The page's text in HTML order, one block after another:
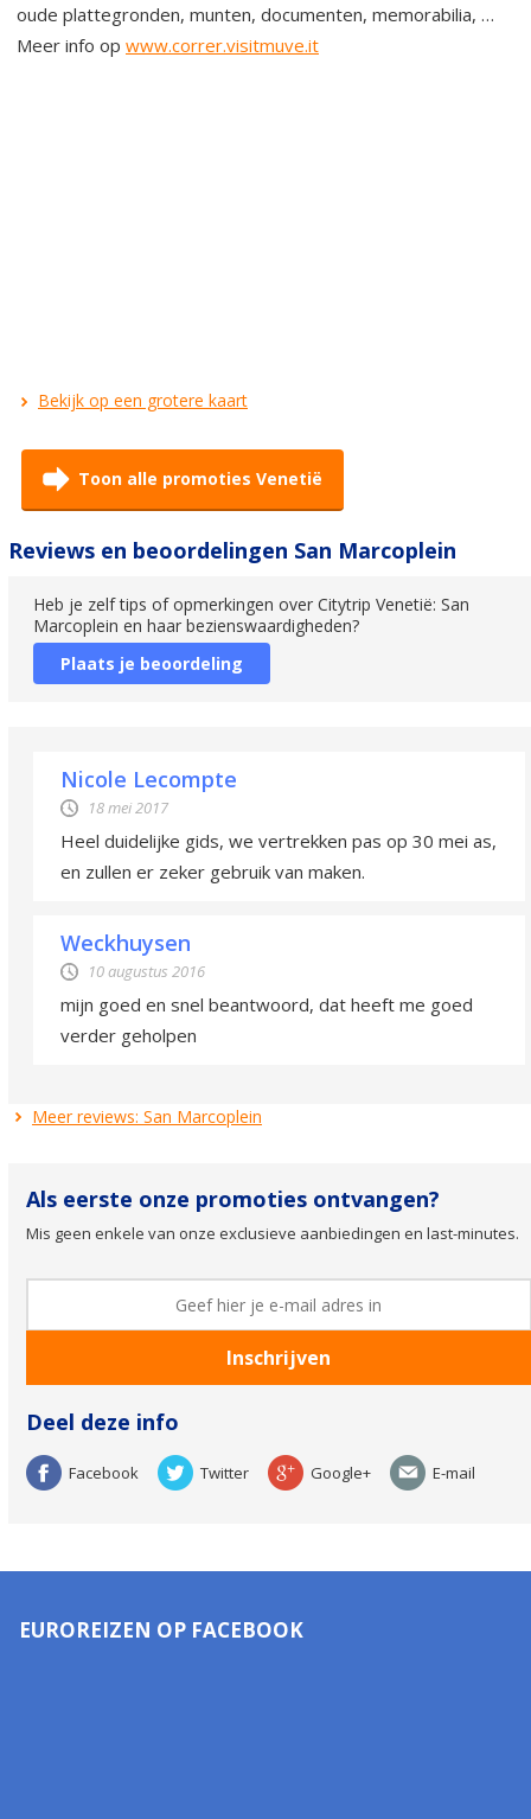
oude plattegronden, munten, documenten, memorabilia, …
Meer info op www.correr.visitmuve.it
Bekijk op een grotere kaart
Toon alle promoties Venetië
Reviews en beoordelingen San Marcoplein
Heb je zelf tips of opmerkingen over Citytrip Venetië: San
Marcoplein en haar bezienswaardigheden?
Plaats je beoordeling
Nicole Lecompte
18 mei 2017
Heel duidelijke gids, we vertrekken pas op 30 mei as,
en zullen er zeker gebruik van maken.
Weckhuysen
10 augustus 2016
mijn goed en snel beantwoord, dat heeft me goed
verder geholpen
Meer reviews: San Marcoplein
Als eerste onze promoties ontvangen?
Mis geen enkele van onze exclusieve aanbiedingen en last-minutes.
Deel deze info
Facebook Twitter Google+ E-mail
EUROREIZEN OP FACEBOOK